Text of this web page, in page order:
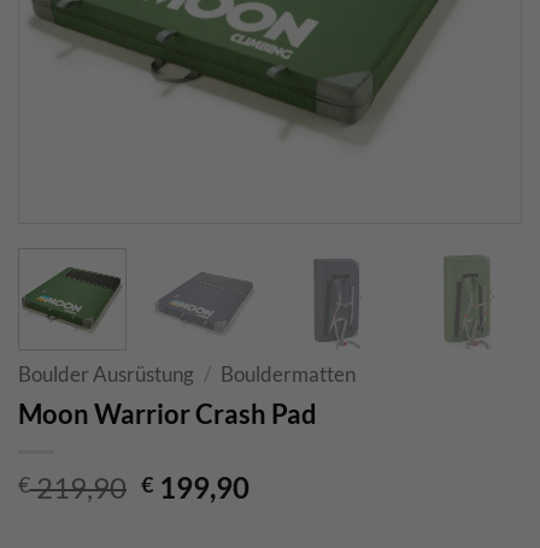
Boulder Ausrüstung / Bouldermatten
Moon Warrior Crash Pad
€219,90 Ursprünglicher
€ 199,90Aktueller